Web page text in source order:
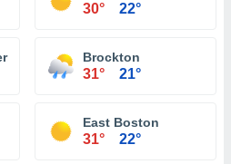
30° 22°
AirportBrockton
31° 21°
East Boston
31° 22°